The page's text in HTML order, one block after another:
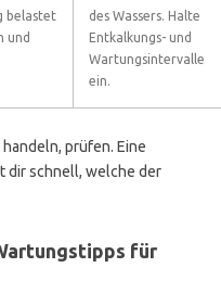
belastet
und
des Wassers. Halte
Entkalkungs- und
Wartungsintervalle
ein.
prüfen. Eine
dir schnell, welche der
für